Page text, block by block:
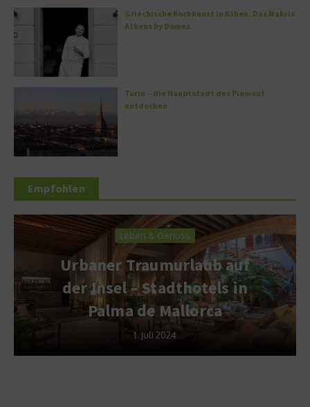
Griechische Kochkunst in Athen: Das Makris
Athens by Domes
Turin – die Hauptstadt des Piemont
entdecken
Empfohlen
Leben & Genuss
Urbaner Traumurlaub auf
der Insel – Stadthotels in
Palma de Mallorca
1. Juli 2024